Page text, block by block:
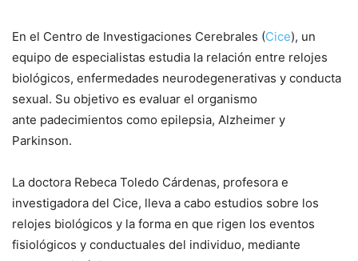
En el Centro de Investigaciones Cerebrales (Cice), un
equipo de especialistas estudia la relación entre relojes
biológicos, enfermedades neurodegenerativas y conducta
sexual. Su objetivo es evaluar el organismo
ante padecimientos como epilepsia, Alzheimer y
Parkinson.
La doctora Rebeca Toledo Cárdenas, profesora e
investigadora del Cice, lleva a cabo estudios sobre los
relojes biológicos y la forma en que rigen los eventos
fisiológicos y conductuales del individuo, mediante